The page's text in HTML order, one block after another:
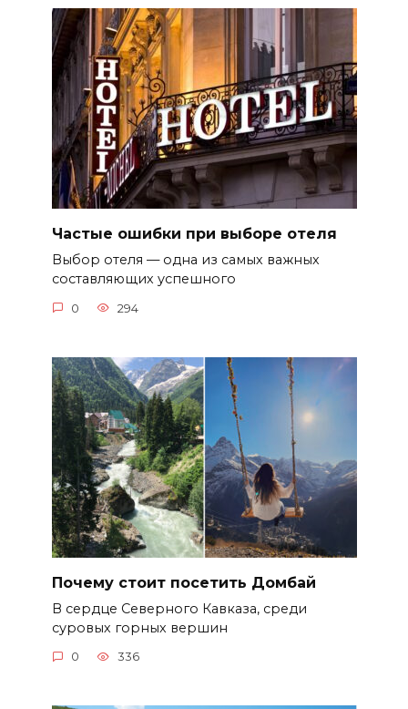
Частые ошибки при выборе отеля
Выбор отеля — одна из самых важных
составляющих успешного
0 294
Почему стоит посетить Домбай
В сердце Северного Кавказа, среди
суровых горных вершин
0 336